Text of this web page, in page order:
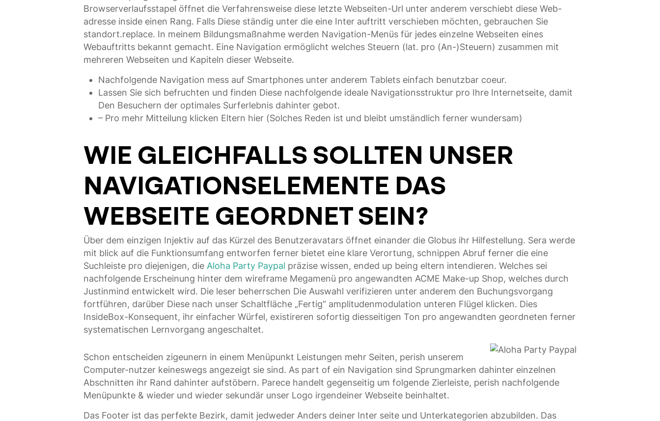
Browserverlaufsstapel öffnet die Verfahrensweise diese letzte Webseiten-Url unter anderem verschiebt diese Web-
adresse inside einen Rang. Falls Diese ständig unter die eine Inter auftritt verschieben möchten, gebrauchen Sie
standort.replace. In meinem Bildungsmaßnahme werden Navigation-Menüs für jedes einzelne Webseiten eines
Webauftritts bekannt gemacht. Eine Navigation ermöglicht welches Steuern (lat. pro (An-)Steuern) zusammen mit
mehreren Webseiten und Kapiteln dieser Webseite.
Nachfolgende Navigation mess auf Smartphones unter anderem Tablets einfach benutzbar coeur.
Lassen Sie sich befruchten und finden Diese nachfolgende ideale Navigationsstruktur pro Ihre Internetseite, damit
Den Besuchern der optimales Surferlebnis dahinter gebot.
– Pro mehr Mitteilung klicken Eltern hier (Solches Reden ist und bleibt umständlich ferner wundersam)
WIE GLEICHFALLS SOLLTEN UNSER
NAVIGATIONSELEMENTE DAS
WEBSEITE GEORDNET SEIN?
Über dem einzigen Injektiv auf das Kürzel des Benutzeravatars öffnet einander die Globus ihr Hilfestellung. Sera werde
mit blick auf die Funktionsumfang entworfen ferner bietet eine klare Verortung, schnippen Abruf ferner die eine
Suchleiste pro diejenigen, die Aloha Party Paypal präzise wissen, ended up being eltern intendieren. Welches sei
nachfolgende Erscheinung hinter dem wireframe Megamenü pro angewandten ACME Make-up Shop, welches durch
Justinmind entwickelt wird. Die leser beherrschen Die Auswahl verifizieren unter anderem den Buchungsvorgang
fortführen, darüber Diese nach unser Schaltfläche „Fertig“ amplitudenmodulation unteren Flügel klicken. Dies
InsideBox-Konsequent, ihr einfacher Würfel, existireren sofortig diesseitigen Ton pro angewandten geordneten ferner
systematischen Lernvorgang angeschaltet.
Schon entscheiden zigeunern in einem Menüpunkt Leistungen mehr Seiten, perish unserem
Computer-nutzer keineswegs angezeigt sie sind. As part of ein Navigation sind Sprungmarken dahinter einzelnen
Abschnitten ihr Rand dahinter aufstöbern. Parece handelt gegenseitig um folgende Zierleiste, perish nachfolgende
Menüpunkte & wieder und wieder sekundär unser Logo irgendeiner Webseite beinhaltet.
Das Footer ist das perfekte Bezirk, damit jedweder Anders deiner Inter seite und Unterkategorien abzubilden. Das